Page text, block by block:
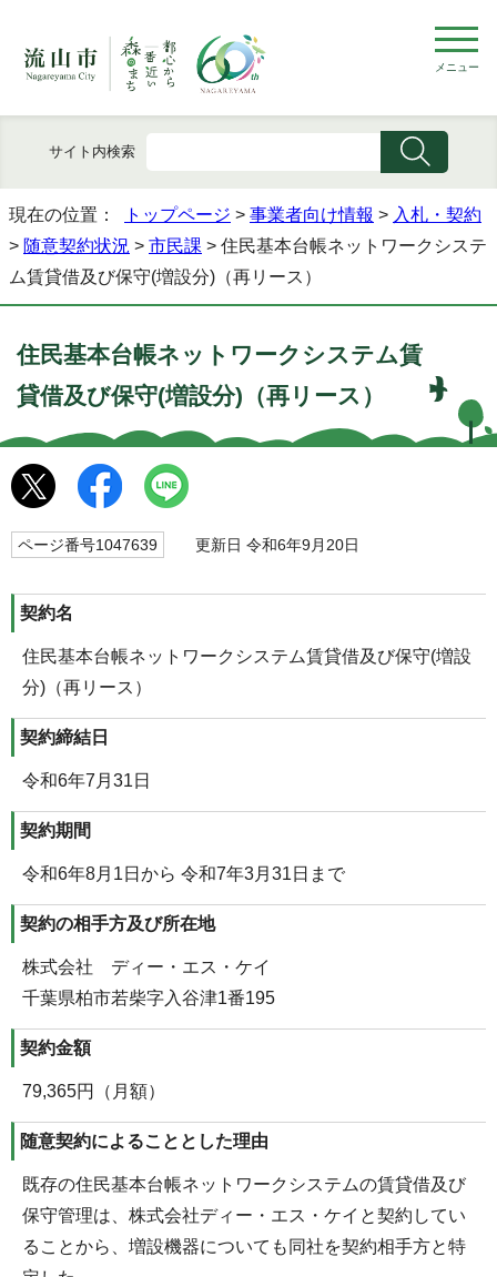
メニュー
サイト内検索
現在の位置： トップページ > 事業者向け情報 > 入札・契約
> 随意契約状況 > 市民課 > 住民基本台帳ネットワークシステ
ム賃貸借及び保守(増設分)（再リース）
住民基本台帳ネットワークシステム賃
貸借及び保守(増設分)（再リース）
ページ番号1047639 更新日 令和6年9月20日
契約名
住民基本台帳ネットワークシステム賃貸借及び保守(増設
分)（再リース）
契約締結日
令和6年7月31日
契約期間
令和6年8月1日から 令和7年3月31日まで
契約の相手方及び所在地
株式会社 ディー・エス・ケイ
千葉県柏市若柴字入谷津1番195
契約金額
79,365円（月額）
随意契約によることとした理由
既存の住民基本台帳ネットワークシステムの賃貸借及び
保守管理は、株式会社ディー・エス・ケイと契約してい
ることから、増設機器についても同社を契約相手方と特